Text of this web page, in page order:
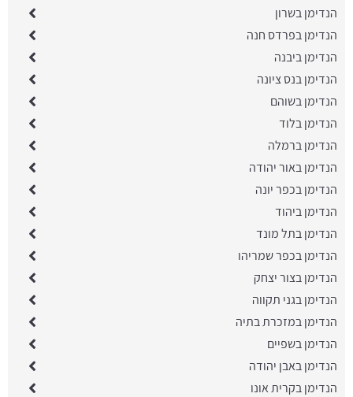
הנדימן בשרון
הנדימן בפרדס חנה
הנדימן ביבנה
הנדימן בנס ציונה
הנדימן בשוהם
הנדימן בלוד
הנדימן ברמלה
הנדימן באור יהודה
הנדימן בכפר יונה
הנדימן ביהוד
הנדימן בתל מונד
הנדימן בכפר שמריהו
הנדימן בצור יצחק
הנדימן בגני תקווה
הנדימן במזכרת בתיה
הנדימן בשפיים
הנדימן באבן יהודה
הנדימן בקרית אונו